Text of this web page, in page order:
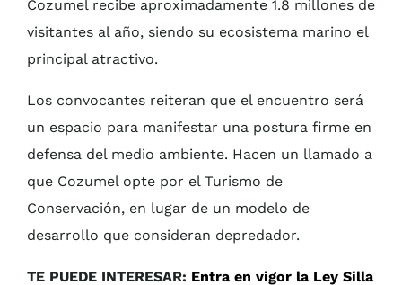
Cozumel recibe aproximadamente 1.8 millones de
visitantes al año, siendo su ecosistema marino el
principal atractivo.
Los convocantes reiteran que el encuentro será
un espacio para manifestar una postura firme en
defensa del medio ambiente. Hacen un llamado a
que Cozumel opte por el Turismo de
Conservación, en lugar de un modelo de
desarrollo que consideran depredador.
TE PUEDE INTERESAR: Entra en vigor la Ley Silla